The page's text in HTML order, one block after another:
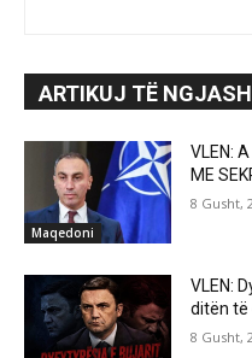
ARTIKUJ TË
Maqedoni
VLEN:
ME
8 Gusht,
VLEN:
ditën të
8 Gusht,